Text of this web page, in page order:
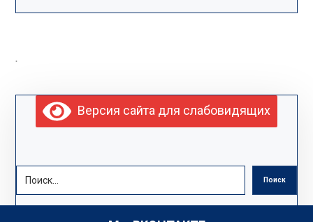
.
Версия сайта для слабовидящих
Поиск